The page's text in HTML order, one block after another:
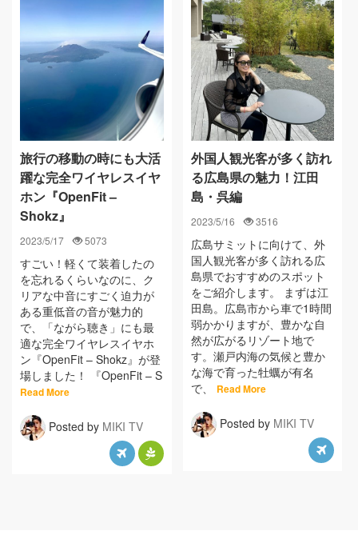
旅行の移動の時にも大活
躍な完全ワイヤレスイヤ
ホン『OpenFit –
Shokz』
2023/5/17 5073
すごい！軽くて装着したの
を忘れるくらいなのに、ク
リアな中音にすごく迫力が
ある重低音の音が魅力的
で、「ながら聴き」にも最
適な完全ワイヤレスイヤホ
ン『OpenFit – Shokz』が登
場しました！ 『OpenFit – S
Read More
Posted by MIKI TV
外国人観光客が多く訪れ
る広島県の魅力！江田
島・呉編
2023/5/16 3516
広島サミットに向けて、外
国人観光客が多く訪れる広
島県でおすすめのスポット
をご紹介します。 まずは江
田島。広島市から車で1時間
弱かかりますが、豊かな自
然が広がるリゾート地で
す。瀬戸内海の気候と豊か
な海で育った牡蠣が有名
で、
Read More
Posted by MIKI TV